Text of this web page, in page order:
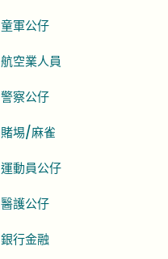
童軍公仔
航空業人員
警察公仔
賭埸/麻雀
運動員公仔
醫護公仔
銀行金融